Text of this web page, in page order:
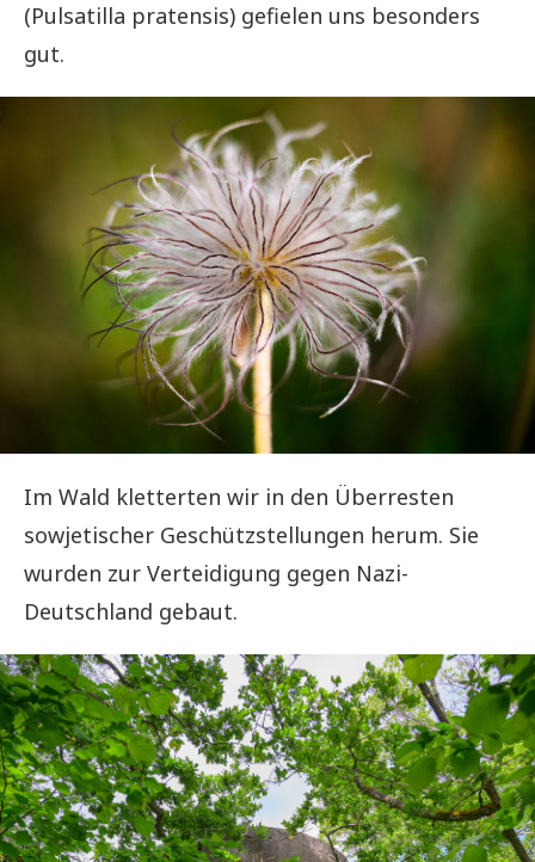
(Pulsatilla pratensis) gefielen uns besonders
gut.
Im Wald kletterten wir in den Überresten
sowjetischer Geschützstellungen herum. Sie
wurden zur Verteidigung gegen Nazi-
Deutschland gebaut.